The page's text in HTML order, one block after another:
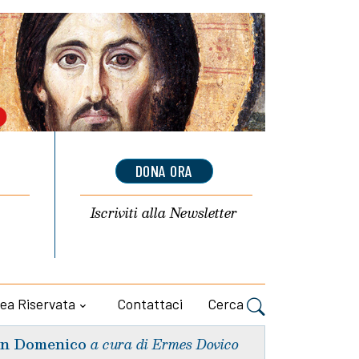
DONA ORA
Iscriviti allaNewsletter
Riservata Contattaci Cerca
Domenico a cura di Ermes Dovico